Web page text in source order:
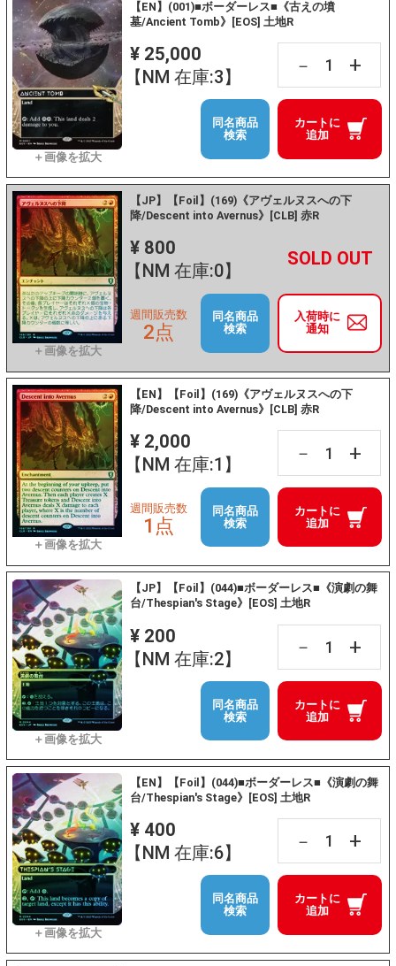
【EN】(001)■ボーダーレス■《古えの墳
墓/Ancient Tomb》[EOS] 土地R
¥ 25,000
【NM 在庫:3】
－ +
カートに
追加
同名商品
検索
【JP】【Foil】(169)《アヴェルヌスへの下
降/Descent into Avernus》[CLB] 赤R
¥ 800
【NM 在庫:0】
－ +
入荷時に
通知
週間販売数
2点
同名商品
検索
【EN】【Foil】(169)《アヴェルヌスへの下
降/Descent into Avernus》[CLB] 赤R
¥ 2,000
【NM 在庫:1】
－ +
カートに
追加
週間販売数
1点
同名商品
検索
【JP】【Foil】(044)■ボーダーレス■《演劇の舞
台/Thespian's Stage》[EOS] 土地R
¥ 200
【NM 在庫:2】
－ +
カートに
追加
同名商品
検索
【EN】【Foil】(044)■ボーダーレス■《演劇の舞
台/Thespian's Stage》[EOS] 土地R
¥ 400
【NM 在庫:6】
－ +
カートに
追加
同名商品
検索